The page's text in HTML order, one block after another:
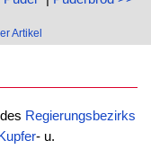
Artikel
Regierungsbezirks
Kupfer- u.